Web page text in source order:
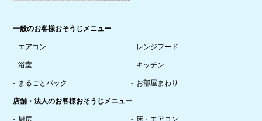
一般のお客様おそうじメニュー
エアコン レンジフード
浴室 キッチン
まるごとパック お部屋まわり
店舗・法人のお客様おそうじメニュー
厨房 床・エアコン